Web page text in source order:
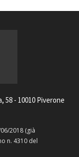
58 - 10010 Piverone
2018 (già
n. 4310 del